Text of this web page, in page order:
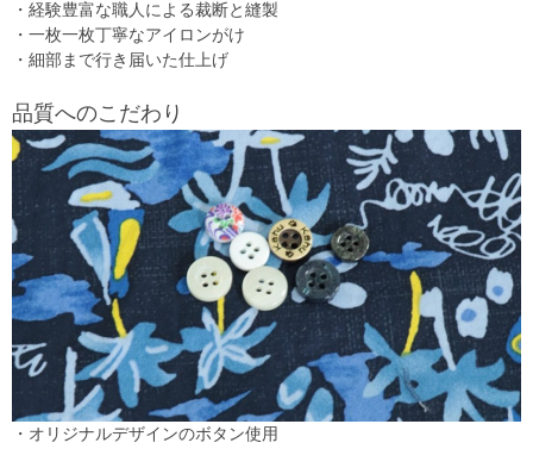
・経験豊富な職人による裁断と縫製
・一枚一枚丁寧なアイロンがけ
・細部まで行き届いた仕上げ
品質へのこだわり
・オリジナルデザインのボタン使用